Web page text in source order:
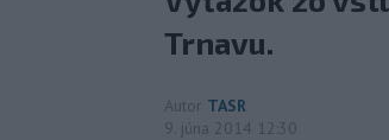
Trnavu.
Autor TASR
9. júna 2014 12:30